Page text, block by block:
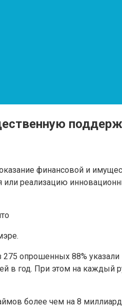
финансовой и
реализацию
опрошенных 88%
год. При этом на каждый
более чем на 8